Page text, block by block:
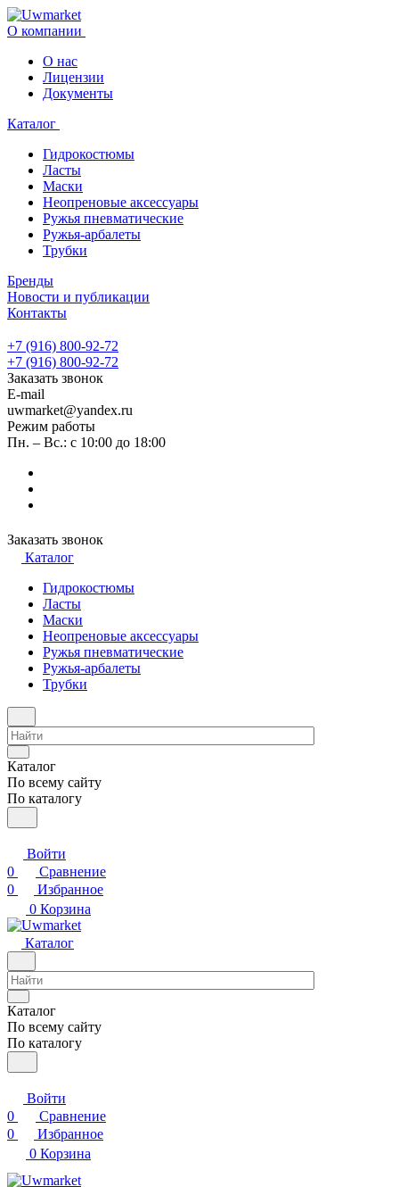
О компании
О нас
Лицензии
Документы
Каталог
Гидрокостюмы
Ласты
Маски
Неопреновые аксессуары
Ружья пневматические
Ружья-арбалеты
Трубки
Бренды
Новости и публикации
Контакты
+7 (916) 800-92-72
+7 (916) 800-92-72
Заказать звонок
E-mail
uwmarket@yandex.ru
Режим работы
Пн. – Вс.: с 10:00 до 18:00
Заказать звонок
Каталог
Гидрокостюмы
Ласты
Маски
Неопреновые аксессуары
Ружья пневматические
Ружья-арбалеты
Трубки
Каталог
По всему сайту
По каталогу
Войти
0
Сравнение
0
Избранное
0 Корзина
Каталог
Каталог
По всему сайту
По каталогу
Войти
0
Сравнение
0
Избранное
0 Корзина